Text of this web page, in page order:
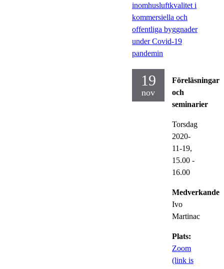
inomhusluftkvalitet i
kommersiella och
offentliga byggnader
under Covid-19
pandemin
19
nov
Föreläsningar
och
seminarier
Torsdag
2020-
11-19,
15.00 -
16.00
Medverkande:
Ivo
Martinac
Plats:
Zoom
(link is